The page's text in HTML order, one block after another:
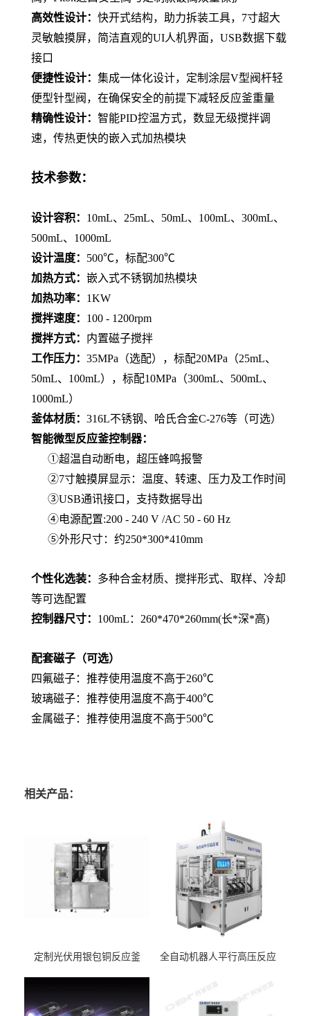
高效性设计： 快开式结构，助力拆装工具，7寸超大
灵敏触摸屏，简洁直观的UI人机界面，USB数据下载
接口
便捷性设计： 集成一体化设计，定制涂层V型阀杆轻
便型针型阀，在确保安全的前提下减轻反应釜重量
精确性设计： 智能PID控温方式，数显无级搅拌调
速，传热更快的嵌入式加热模块
技术参数：
设计容积： 10mL、25mL、50mL、100mL、300mL、
500mL、1000mL
设计温度： 500℃，标配300℃
加热方式： 嵌入式不锈钢加热模块
加热功率： 1KW
搅拌速度： 100 - 1200rpm
搅拌方式： 内置磁子搅拌
工作压力： 35MPa（选配），标配20MPa（25mL、
50mL、100mL），标配10MPa（300mL、500mL、
1000mL）
釜体材质： 316L不锈钢、哈氏合金C-276等（可选）
智能微型反应釜控制器：
①超温自动断电，超压蜂鸣报警
②7寸触摸屏显示：温度、转速、压力及工作时间
③USB通讯接口，支持数据导出
④电源配置:200 - 240 V /AC 50 - 60 Hz
⑤外形尺寸：约250*300*410mm
个性化选装： 多种合金材质、搅拌形式、取样、冷却
等可选配置
控制器尺寸： 100mL：260*470*260mm(长*深*高)
配套磁子（可选）
四氟磁子：推荐使用温度不高于260℃
玻璃磁子：推荐使用温度不高于400℃
金属磁子：推荐使用温度不高于500℃
相关产品：
定制光伏用银包铜反应釜
全自动机器人平行高压反应